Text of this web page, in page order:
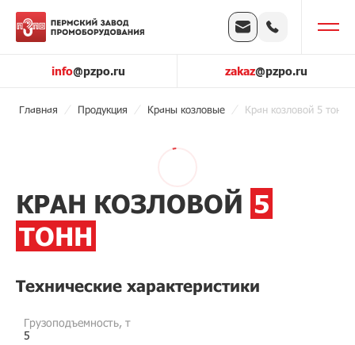
info@pzpo.ru zakaz@pzpo.ru
Главная Продукция Краны козловые Кран козловой 5 тонн
КРАН КОЗЛОВОЙ 5
ТОНН
Технические характеристики
Грузоподъемность, т
5